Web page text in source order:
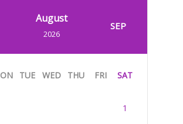
August
2026
SEP
TUE WED THU FRI SAT
1